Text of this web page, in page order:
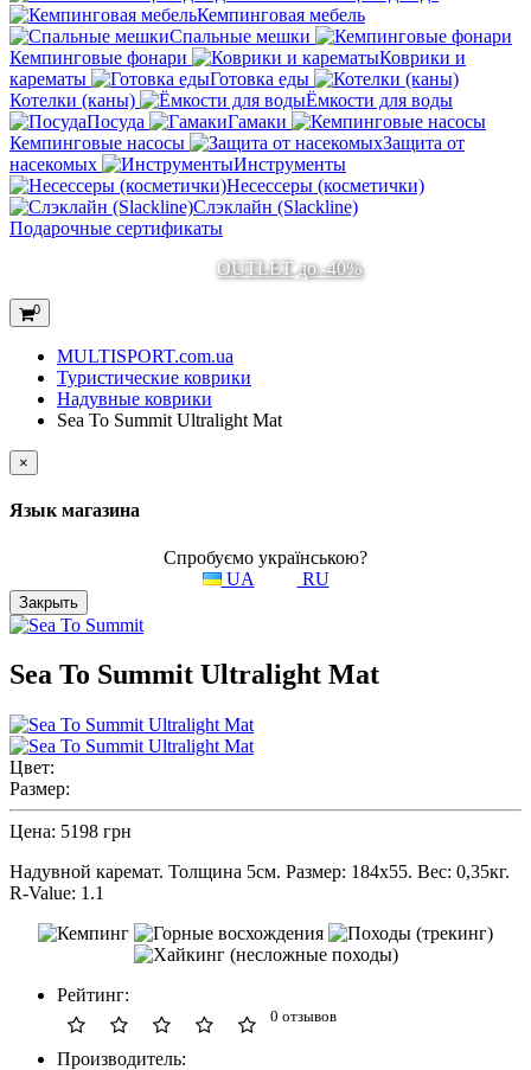
Кемпинговая мебель
Спальные мешки
Кемпинговые фонари
Коврики и
карематы
Готовка еды
Котелки (каны)
Ёмкости для воды
Посуда
Гамаки
Кемпинговые насосы
Защита от
насекомых
Инструменты
Несессеры (косметички)
Слэклайн (Slackline)
Подарочные сертификаты
OUTLET до -40%
0
MULTISPORT.com.ua
Туристические коврики
Надувные коврики
Sea To Summit Ultralight Mat
×
Язык магазина
Спробуємо українською?
UA
RU
Закрыть
Sea To Summit Ultralight Mat
Цвет:
Размер:
Цена: 5198 грн
Надувной каремат. Толщина 5см. Размер: 184x55. Вес: 0,35кг.
R-Value: 1.1
Рейтинг:
0 отзывов
Производитель: